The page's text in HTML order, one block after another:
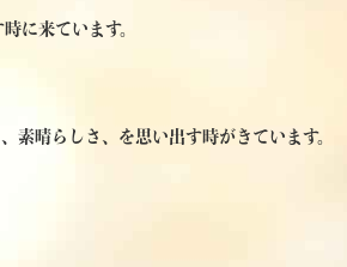
に来ています。
素晴らしさ、を思い出す時がきています。